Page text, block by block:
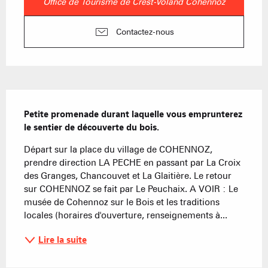
Contactez-nous
Petite promenade durant laquelle vous emprunterez
le sentier de découverte du bois.
Départ sur la place du village de COHENNOZ,
prendre direction LA PECHE en passant par La Croix
des Granges, Chancouvet et La Glaitière. Le retour
sur COHENNOZ se fait par Le Peuchaix. A VOIR : Le
musée de Cohennoz sur le Bois et les traditions
locales (horaires d'ouverture, renseignements à...
Lire la suite